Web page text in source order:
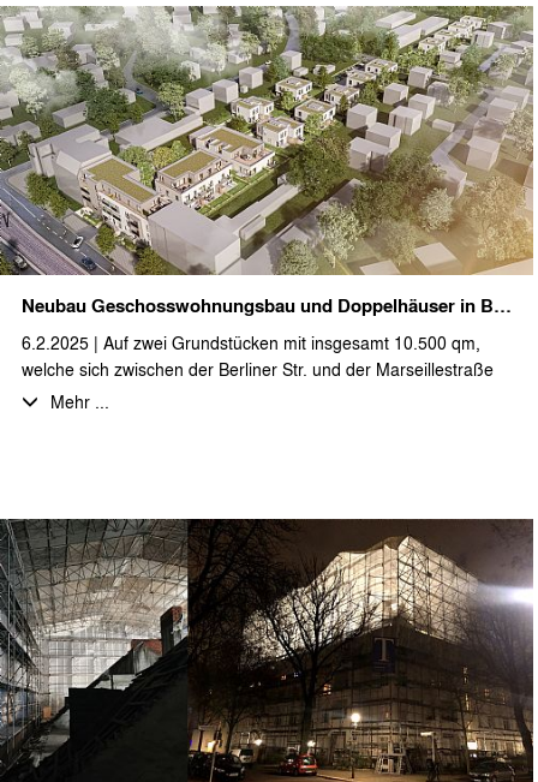
umgebenden Seen und Kanälen. In einem ersten Bauabschnitt
ist die Realisierung von neun freistehenden Einzel- und
Doppelhäusern geplant.
Die auf Feriennutzung optimierten Grundrisse mit ca. 65 bzw. 75
m² Wohnfläche bieten viel Raum für eine erholsame Auszeit in
der Natur, aber auch ausreichend Platz und den technischen
Ausstattungsstandard für mobiles Arbeiten. Durch die
Realisierung in Holzständerbauweise und dank eines
nachhaltigen Energiekonzeptes erfüllt das Projekt alle
Ansprüche an zeitgemäßes Bauen und holt ein Stück
skandinavische Ästhetik nach Brandenburg.
Wir bedanken uns bei unseren Auftraggebern und alle
beteiligten Fachplanern für die gute Zusammenarbeit und
freuen uns auf die Fortführung in den weiteren Bauabschnitten.
Neubau Geschosswohnungsbau und Doppelhäuser in Berliner Straße
6.2.2025 | Auf zwei Grundstücken mit insgesamt 10.500 qm,
welche sich zwischen der Berliner Str. und der Marseillestraße
befinden und sich darüber hinaus bis zum Parkgraben
Gebäudetypologien entwickelt, welche sich gut in die
bestehende Bebauung einfügen. So entsteht ein
straßenbegleitendes, viergeschossiges Torhaus entlang der
Berliner Straße 41-42 sowie ein dreigeschossiges und ein
zweigeschossiges Wohngebäude im vorderen
Grundstücksbereich. Dieser Bauteil ist vollständig mit einer
Tiefgarage unterbaut. Im rückwärtigen Grundstücksbereich bis
hin zum Parkgraben entstehen zusätzlich 11 Doppelhäuser.
Mehr ...